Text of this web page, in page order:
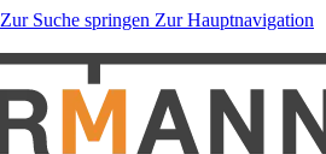
Zur Suche springen Zur Hauptnavigation